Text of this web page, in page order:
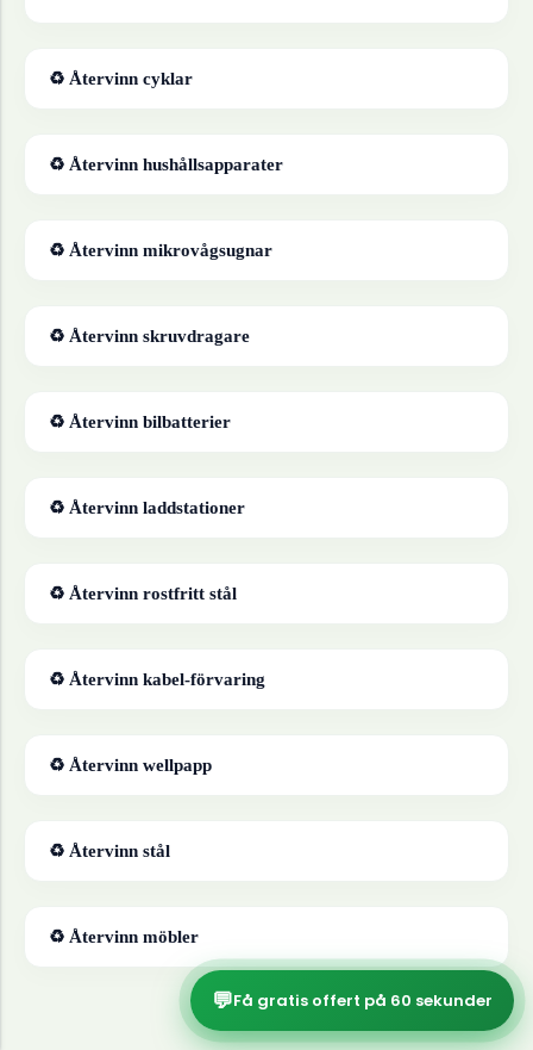
♻ Återvinn cyklar
♻ Återvinn hushållsapparater
♻ Återvinn mikrovågsugnar
♻ Återvinn skruvdragare
♻ Återvinn bilbatterier
♻ Återvinn laddstationer
♻ Återvinn rostfritt stål
♻ Återvinn kabel-förvaring
♻ Återvinn wellpapp
♻ Återvinn stål
♻ Återvinn möbler
💬Få gratis offert på 60 sekunder